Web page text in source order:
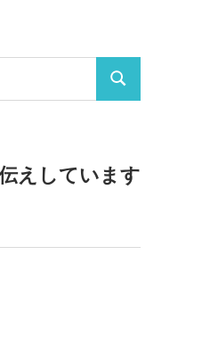
検
えしています